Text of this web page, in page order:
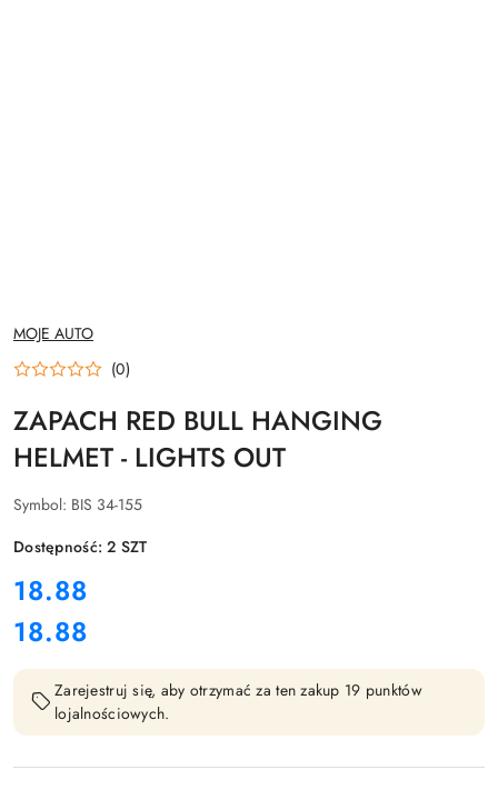
NAZWA
PRODUCENTA:
MOJE AUTO
(0)
ZAPACH RED BULL HANGING
HELMET - LIGHTS OUT
Symbol: BIS 34-155
Dostępność:2 SZT
cena:
18.88
Cena:
18.88
Zarejestruj się, aby otrzymać za ten zakup 19 punktów
lojalnościowych.